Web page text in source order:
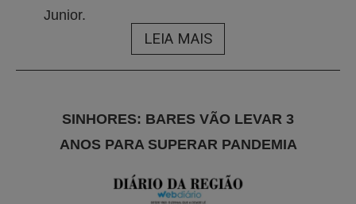
Junior.
LEIA MAIS
SINHORES: BARES VÃO LEVAR 3
ANOS PARA SUPERAR PANDEMIA